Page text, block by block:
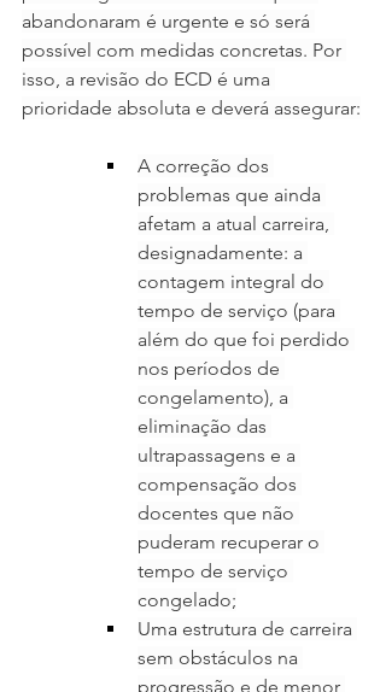
abandonaram é urgente e só será
possível com medidas concretas. Por
isso, a revisão do ECD é uma
prioridade absoluta e deverá assegurar:
A correção dos
problemas que ainda
afetam a atual carreira,
designadamente: a
contagem integral do
tempo de serviço (para
além do que foi perdido
nos períodos de
congelamento), a
eliminação das
ultrapassagens e a
compensação dos
docentes que não
puderam recuperar o
tempo de serviço
congelado;
Uma estrutura de carreira
sem obstáculos na
progressão e de menor